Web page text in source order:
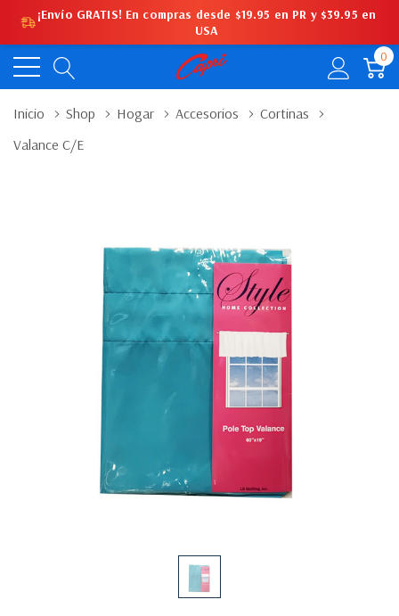
¡Envío GRATIS! En compras desde $19.95 en PR y $39.95 en
USA
0
Inicio Shop Hogar Accesorios
Cortinas
Valance C/e